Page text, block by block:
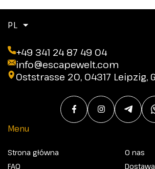
PL
+49 341 24 87 49 04
info@escapewelt.com
Oststrasse 20, 04317 Leipzig,
Menu
Strona główna
FAQ
O nas
Dostawa